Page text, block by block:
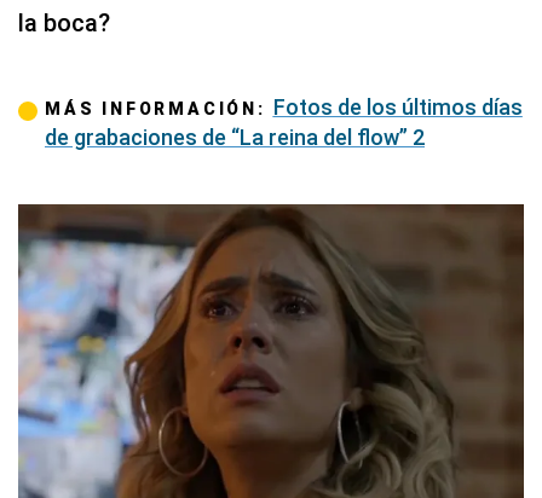
la boca?
MÁS INFORMACIÓN: Fotos de los últimos días
de grabaciones de “La reina del flow” 2